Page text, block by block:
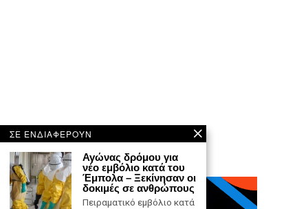
ΣΕ ΕΝΔΙΑΦΕΡΟΥΝ
Αγώνας δρόμου για
νέο εμβόλιο κατά του
Έμπολα – Ξεκίνησαν οι
δοκιμές σε ανθρώπους
Πειραματικό εμβόλιο κατά